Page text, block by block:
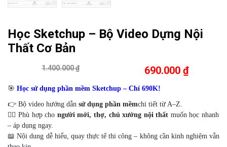
Học Sketchup – Bộ Video Dựng Nội
Thất Cơ Bản
1.400.000 ₫ 690.000 ₫
🎯 Học sử dụng phần mềm Sketchup – Chỉ 690K!
👉 Bộ video hướng dẫn sử dụng phần mềmchi tiết từ A–Z.
👷‍♂️ Phù hợp cho người mới, thợ, chủ xưởng nội thất muốn học nhanh
– áp dụng ngay.
📖 Nội dung dễ hiểu, quay thực tế thi công – không cần kinh nghiệm vẫn